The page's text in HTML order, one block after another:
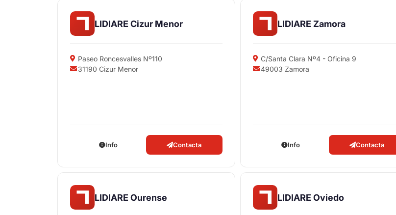
LIDIARE Cizur Menor
Paseo Roncesvalles Nº110
31190 Cizur Menor
Info Contacta
LIDIARE Zamora
C/Santa Clara Nº4 - Oficina 9
49003 Zamora
Info Contacta
LIDIARE Ourense LIDIARE Oviedo